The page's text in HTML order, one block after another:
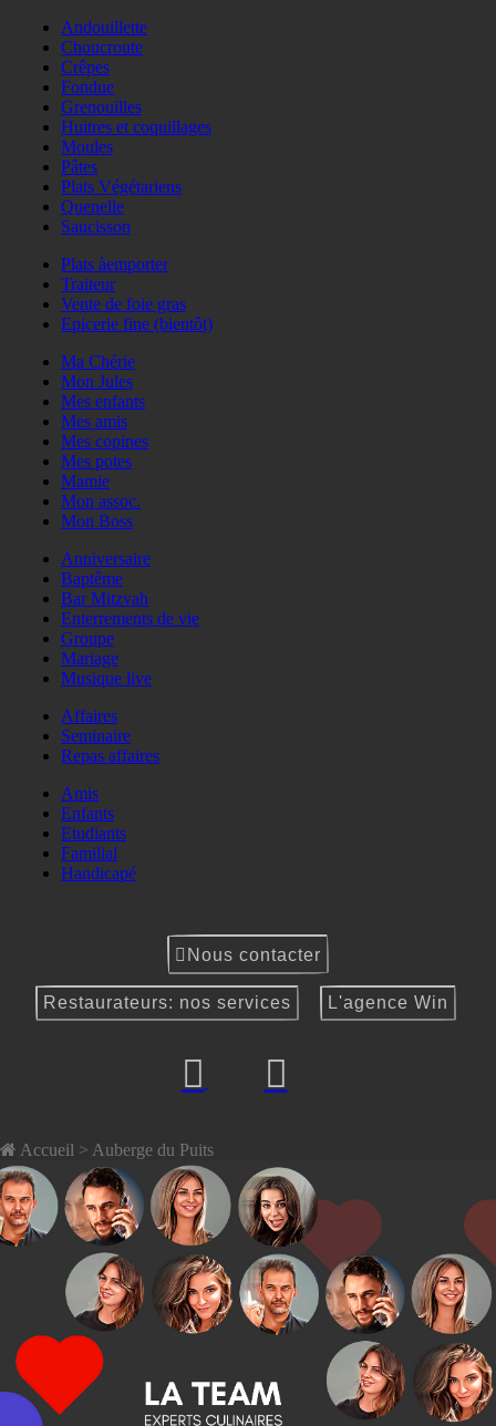
Andouillette
Choucroute
Crêpes
Fondue
Grenouilles
Huitres et coquillages
Moules
Pâtes
Plats Végétariens
Quenelle
Saucisson
Plats àemporter
Traiteur
Vente de foie gras
Epicerie fine (bientôt)
Ma Chérie
Mon Jules
Mes enfants
Mes amis
Mes copines
Mes potes
Mamie
Mon assoc.
Mon Boss
Anniversaire
Baptême
Bar Mitzvah
Enterrements de vie
Groupe
Mariage
Musique live
Affaires
Seminaire
Repas affaires
Amis
Enfants
Etudiants
Familial
Handicapé
Nous contacter
Restaurateurs: nos services L'agence Win
Accueil > Auberge du Puits